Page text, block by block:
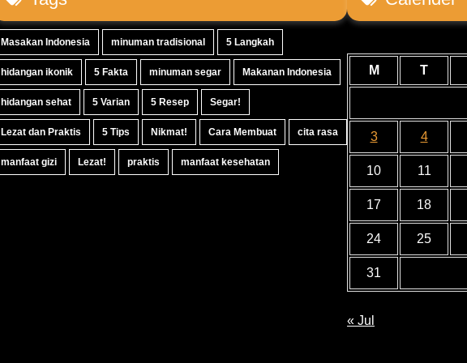
Masakan Indonesia minuman tradisional 5 Langkah
hidangan ikonik 5 Fakta minuman segar Makanan Indonesia
hidangan sehat 5 Varian 5 Resep Segar!
Lezat dan Praktis 5 Tips Nikmat! Cara Membuat cita rasa
manfaat gizi Lezat! praktis manfaat kesehatan
M T
3 4
10 11
17 18
24 25
31
« Jul